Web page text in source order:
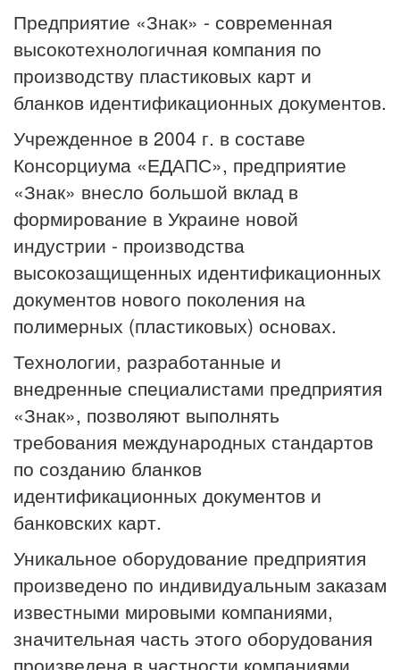
Предприятие «Знак» - современная
высокотехнологичная компания по
производству пластиковых карт и
бланков идентификационных документов.
Учрежденное в 2004 г. в составе
Консорциума «ЕДАПС», предприятие
«Знак» внесло большой вклад в
формирование в Украине новой
индустрии - производства
высокозащищенных идентификационных
документов нового поколения на
полимерных (пластиковых) основах.
Технологии, разработанные и
внедренные специалистами предприятия
«Знак», позволяют выполнять
требования международных стандартов
по созданию бланков
идентификационных документов и
банковских карт.
Уникальное оборудование предприятия
произведено по индивидуальным заказам
известными мировыми компаниями,
значительная часть этого оборудования
произведена в частности компаниями